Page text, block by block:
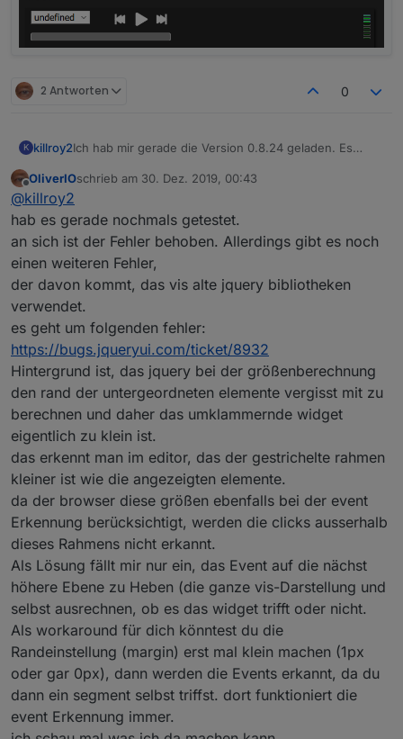
2 Antworten 0
K killroy2Ich hab mir gerade die Version 0.8.24 geladen. Es
grünen Balken wird die Eingabe verworfen.
Oder muss ich noch zusätzlich etwas beachten damit
das Widget ein Update erfährt?
Offline
OliverIOschrieb am 30. Dez. 2019, 00:43
zuletzt editiert von
@killroy2
hab es gerade nochmals getestet.
an sich ist der Fehler behoben. Allerdings gibt es noch
einen weiteren Fehler,
der davon kommt, das vis alte jquery bibliotheken
verwendet.
es geht um folgenden fehler:
https://bugs.jqueryui.com/ticket/8932
Hintergrund ist, das jquery bei der größenberechnung
den rand der untergeordneten elemente vergisst mit zu
berechnen und daher das umklammernde widget
eigentlich zu klein ist.
das erkennt man im editor, das der gestrichelte rahmen
kleiner ist wie die angezeigten elemente.
da der browser diese größen ebenfalls bei der event
Erkennung berücksichtigt, werden die clicks ausserhalb
dieses Rahmens nicht erkannt.
Als Lösung fällt mir nur ein, das Event auf die nächst
höhere Ebene zu Heben (die ganze vis-Darstellung und
selbst ausrechnen, ob es das widget trifft oder nicht.
Als workaround für dich könntest du die
Randeinstellung (margin) erst mal klein machen (1px
oder gar 0px), dann werden die Events erkannt, da du
dann ein segment selbst triffst. dort funktioniert die
event Erkennung immer.